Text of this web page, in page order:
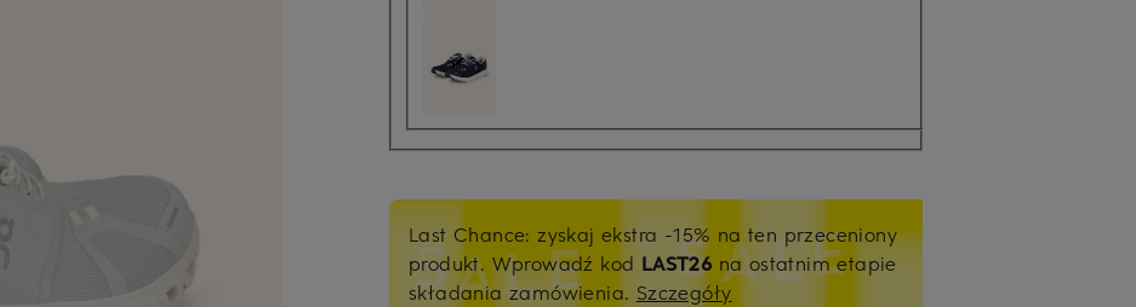
Last Chance: zyskaj ekstra -15% na ten przeceniony
produkt. Wprowadź kod LAST26 na ostatnim etapie
składania zamówienia. Szczegóły